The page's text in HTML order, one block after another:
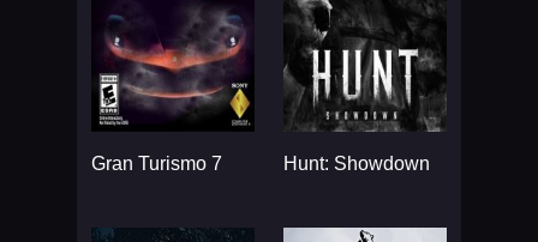
Gran Turismo 7 Hunt: Showdown